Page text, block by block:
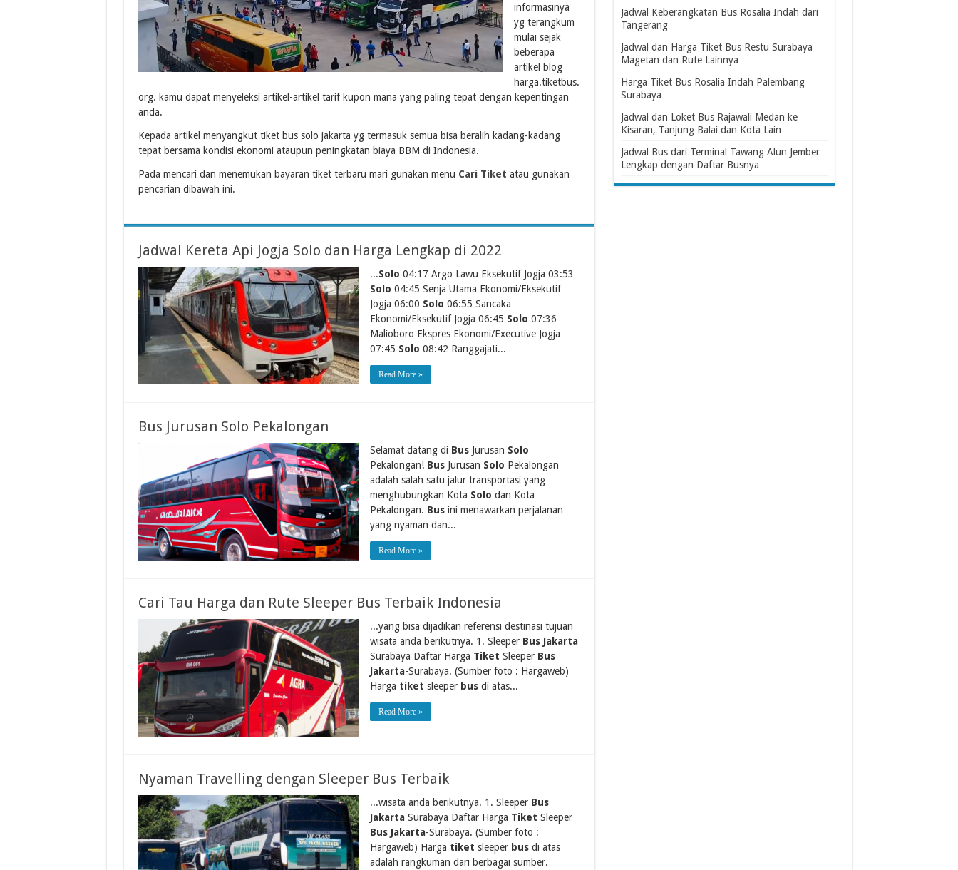
informasinya
yg terangkum
mulai sejak
beberapa
artikel blog
harga.tiketbus.
org. kamu dapat menyeleksi artikel-artikel tarif kupon mana yang paling tepat dengan kepentingan
anda.
Kepada artikel menyangkut tiket bus solo jakarta yg termasuk semua bisa beralih kadang-kadang
tepat bersama kondisi ekonomi ataupun peningkatan biaya BBM di Indonesia.
Pada mencari dan menemukan bayaran tiket terbaru mari gunakan menu Cari Tiket atau gunakan
pencarian dibawah ini.
Jadwal Kereta Api Jogja Solo dan Harga Lengkap di 2022
...Solo 04:17 Argo Lawu Eksekutif Jogja 03:53
Solo 04:45 Senja Utama Ekonomi/Eksekutif
Jogja 06:00 Solo 06:55 Sancaka
Ekonomi/Eksekutif Jogja 06:45 Solo 07:36
Malioboro Ekspres Ekonomi/Executive Jogja
07:45 Solo 08:42 Ranggajati...
Read More »
Bus Jurusan Solo Pekalongan
Selamat datang di BusJurusan Solo
Pekalongan! BusJurusan Solo Pekalongan
adalah salah satu jalur transportasi yang
menghubungkan Kota Solo dan Kota
Pekalongan. Busini menawarkan perjalanan
yang nyaman dan...
Read More »
Cari Tau Harga dan Rute Sleeper Bus Terbaik Indonesia
...yang bisa dijadikan referensi destinasi tujuan
wisata anda berikutnya. 1. Sleeper Bus Jakarta
Surabaya Daftar Harga Tiket Sleeper Bus
Jakarta-Surabaya. (Sumber foto : Hargaweb)
Harga tiket sleeper busdi atas...
Read More »
Nyaman Travelling dengan Sleeper Bus Terbaik
...wisata anda berikutnya. 1. Sleeper Bus
JakartaSurabaya Daftar Harga Tiket Sleeper
Bus Jakarta-Surabaya. (Sumber foto :
Hargaweb) Harga tiket sleeper busdi atas
adalah rangkuman dari berbagai sumber.
Jadwal Keberangkatan Bus Rosalia Indah dari
Tangerang
Jadwal dan Harga Tiket Bus Restu Surabaya
Magetan dan Rute Lainnya
Harga Tiket Bus Rosalia Indah Palembang
Surabaya
Jadwal dan Loket Bus Rajawali Medan ke
Kisaran, Tanjung Balai dan Kota Lain
Jadwal Bus dari Terminal Tawang Alun Jember
Lengkap dengan Daftar Busnya